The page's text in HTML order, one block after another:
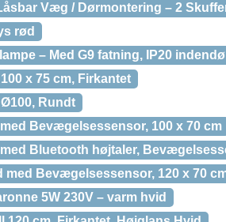
Væg / Dørmontering – 2
rød
– Med G9 fatning, IP20
x 75 cm, Firkantet
Rundt
Bevægelsessensor, 100 x 70 cm
Bluetooth højtaler,
med Bevægelsessensor, 120 x 70
5W 230V – varm hvid